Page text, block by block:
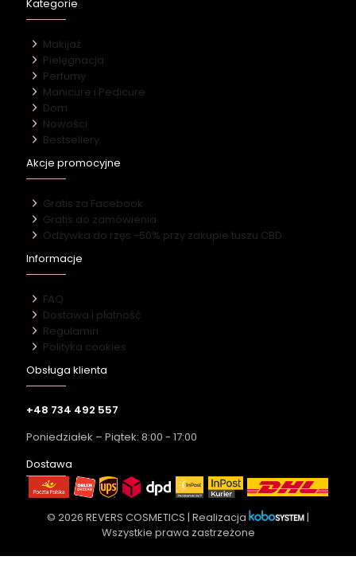
Kategorie
Makijaż
Pielęgnacja
Perfumy
Manicure i Pedicure
Dom
Nowości
Bestsellery
Akcje promocyjne
Gratis za Facebook
Gratis do zamówienia
Odżywka do rzęs -50% przy zakupie tuszu CBD
Informacje
FAQ
Dostawa i płatność
Regulamin
Polityka cookies
Obsługa klienta
+48 734 492 557
Poniedziałek – Piątek: 8:00 - 17:00
Dostawa
© 2026 REVERS COSMETICS | Realizacja
|
Wszystkie prawa zastrzeżone